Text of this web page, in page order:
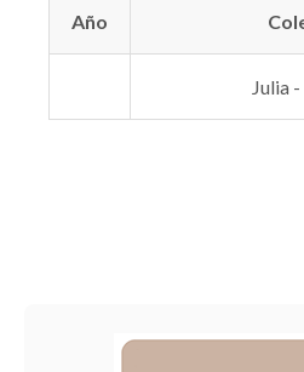
Año
Julia